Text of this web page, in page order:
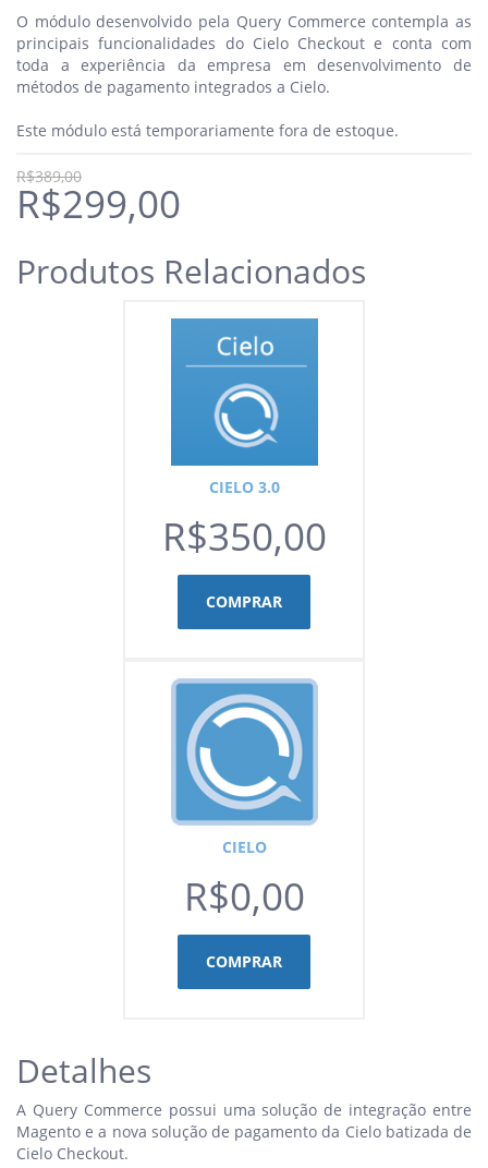
O módulo desenvolvido pela Query Commerce contempla as
principais funcionalidades do Cielo Checkout e conta com
toda a experiência da empresa em desenvolvimento de
métodos de pagamento integrados a Cielo.
Este módulo está temporariamente fora de estoque.
R$389,00
R$299,00
Produtos Relacionados
CIELO 3.0
R$350,00
COMPRAR
CIELO
R$0,00
COMPRAR
Detalhes
A Query Commerce possui uma solução de integração entre
Magento e a nova solução de pagamento da Cielo batizada de
Cielo Checkout.